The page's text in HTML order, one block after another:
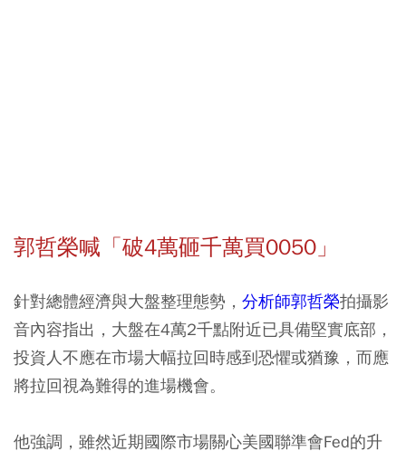
郭哲榮喊「破4萬砸千萬買0050」
針對總體經濟與大盤整理態勢， 分析師郭哲榮拍攝影
音內容指出，大盤在4萬2千點附近已具備堅實底部，
投資人不應在市場大幅拉回時感到恐懼或猶豫，而應
將拉回視為難得的進場機會。
他強調，雖然近期國際市場關心美國聯準會Fed的升